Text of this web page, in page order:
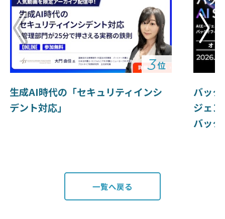
3位
生成AI時代の「セキュリティインシ
デント対応」
バッ
ジェ
バッ
一覧へ戻る